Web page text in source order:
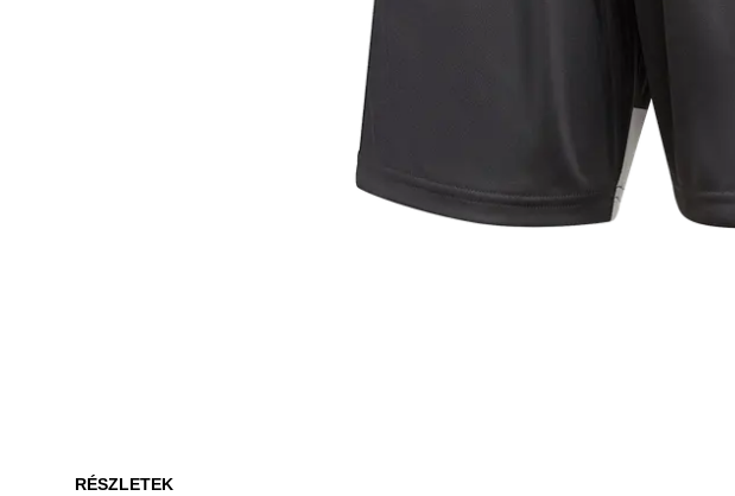
RÉSZLETEK